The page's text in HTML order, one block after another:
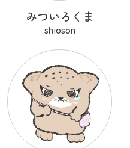
みついろくま
shioson